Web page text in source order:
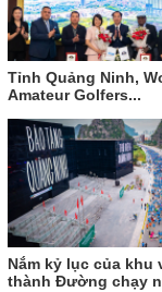
Tỉnh Quảng Ninh,
Amateur Golfers...
Nắm kỷ lục của khu
thành Đường chạy